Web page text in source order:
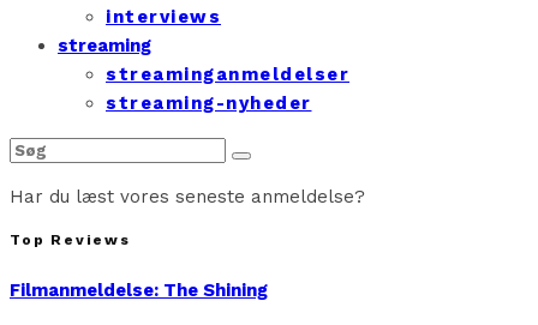
interviews
streaming
streaminganmeldelser
streaming-nyheder
Har du læst vores seneste anmeldelse?
Top Reviews
Filmanmeldelse: The Shining